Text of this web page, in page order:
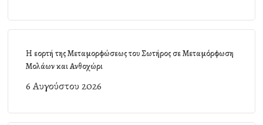
Η εορτή της Μεταμορφώσεως του Σωτήρος σε Μεταμόρφωση
Μολάων και Ανθοχώρι
6 Αυγούστου 2026